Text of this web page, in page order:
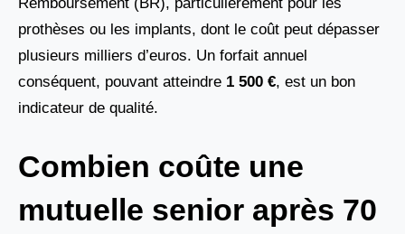
prothèses ou les implants, dont le coût peut dépasser
plusieurs milliers d’euros. Un forfait annuel
conséquent, pouvant atteindre 1 500 €, est un bon
indicateur de qualité.
Combien coûte une
mutuelle senior après 70